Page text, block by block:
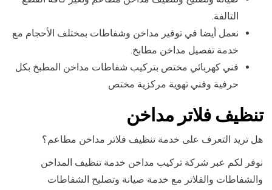
التالفة.
نعمل أيضا في توفير مداخن وشفاطات بمختلف الأحجام مع
خدمة تفصيل مداخن مطابخ.
فني كهربائي مختص بتركيب شفاطات مداخن المطبخ بكل
حرفية وفني تهوية مركزية مختص
تنظيف فلاتر مداخن
هل تريد التعرف على خدمة تنظيف فلاتر مداخن مطاعم؟
نوفر لكم عبر شركة تركيب مداخن خدمة تنظيف المداخن
والشفاطات والفلاتر مع خدمة صيانة وتصليح الشفاطات